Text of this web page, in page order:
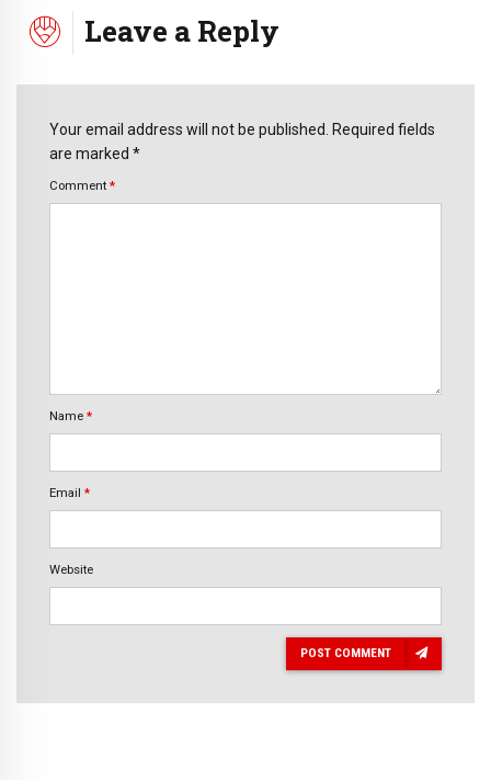
Leave a Reply
Your email address will not be published. Required fields
are marked *
Comment *
Name *
Email *
Website
POST COMMENT